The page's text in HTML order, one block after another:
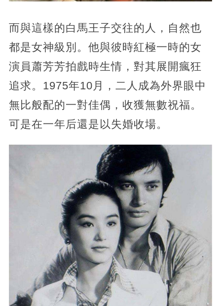
而與這樣的白馬王子交往的人，自然也
都是女神級別。他與彼時紅極一時的女
演員蕭芳芳拍戲時生情，對其展開瘋狂
追求。1975年10月，二人成為外界眼中
無比般配的一對佳偶，收獲無數祝福。
可是在一年后還是以失婚收場。